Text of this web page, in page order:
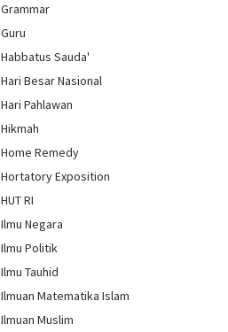
Grammar
Guru
Habbatus Sauda'
Hari Besar Nasional
Hari Pahlawan
Hikmah
Home Remedy
Hortatory Exposition
HUT RI
Ilmu Negara
Ilmu Politik
Ilmu Tauhid
Ilmuan Matematika Islam
Ilmuan Muslim